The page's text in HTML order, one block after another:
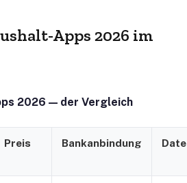
Apps 2026 im
2026 — der Vergleich
Preis Bankanbindung